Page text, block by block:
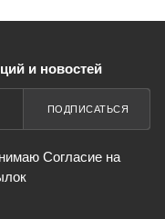
и новостей
ПОДПИСАТЬСЯ
Согласие на